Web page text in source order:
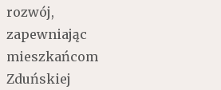
rozwój,
zapewniając
mieszkańcom
Zduńskiej